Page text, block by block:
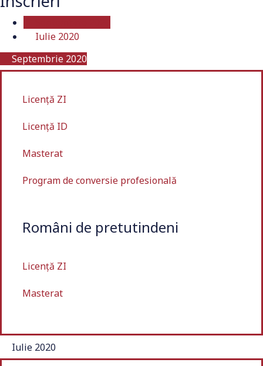
Iulie 2020
Septembrie 2020
Licență ZI
Licență ID
Masterat
Program de conversie profesională
Români de pretutindeni
Licență ZI
Masterat
Iulie 2020